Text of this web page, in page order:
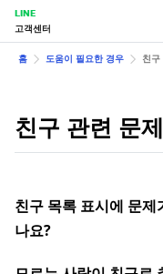
LINE
고객센터
홈 도움이 필요한 경우 친구
친구 관련 문제
친구 목록 표시에 문
나요?